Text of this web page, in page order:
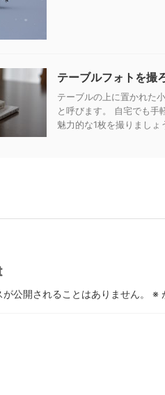
テーブルフォトを撮
テーブルの上に置かれた
と呼びます。 自宅でも手
魅力的な1枚を撮りまし
が公開されることはありません。 ※